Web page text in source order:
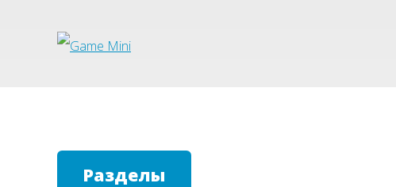
Разделы